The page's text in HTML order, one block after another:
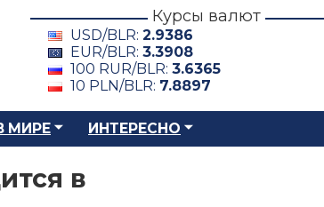
Курсы валют
USD/BLR: 2.9386
EUR/BLR: 3.3908
100 RUR/BLR: 3.6365
10 PLN/BLR: 7.8897
МИРЕ ИНТЕРЕСНО
в